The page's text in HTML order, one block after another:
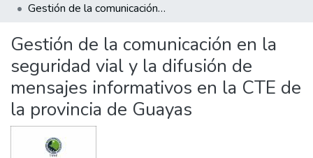
Statistics
Gestión de la comunicación en la seguridad vial y la difusión de mensajes informativos en la CTE de la provincia de Guayas
Gestión de la comunicación en la
seguridad vial y la difusión de
mensajes informativos en la CTE de
la provincia de Guayas